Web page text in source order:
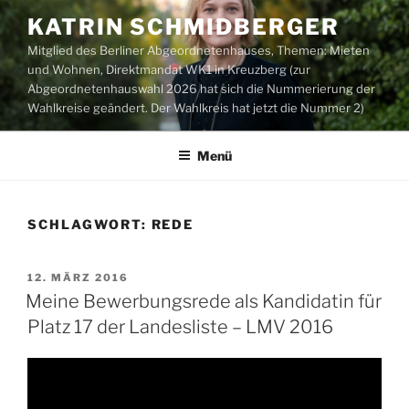
Zum
Inhalt
springen
KATRIN SCHMIDBERGER
Mitglied des Berliner Abgeordnetenhauses, Themen: Mieten
und Wohnen, Direktmandat WK1 in Kreuzberg (zur
Abgeordnetenhauswahl 2026 hat sich die Nummerierung der
Wahlkreise geändert. Der Wahlkreis hat jetzt die Nummer 2)
Menü
SCHLAGWORT: REDE
VERÖFFENTLICHT
AM
12. MÄRZ 2016
Meine Bewerbungsrede als Kandidatin für
Platz 17 der Landesliste – LMV 2016